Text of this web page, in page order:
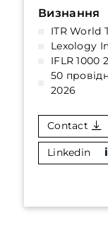
Визнання
ITR World
Lexology
IFLR 1000
50
2026
Contact
Linkedin